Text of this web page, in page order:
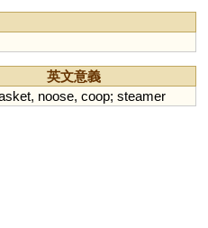
英文意義
, noose, coop; steamer